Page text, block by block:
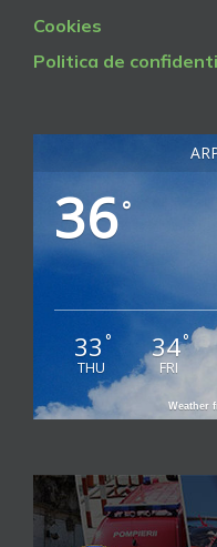
Cookies
Politica de
36°
33 °
THU
34°
FRI
Weather